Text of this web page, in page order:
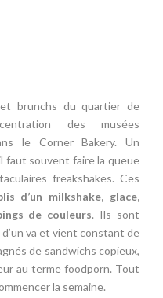
brunchs du quartier de
des musées
le Corner Bakery. Un
souvent faire la queue
freakshakes. Ces
d’un milkshake, glace,
de couleurs. Ils sont
va et vient constant de
de sandwichs copieux,
au terme foodporn. Tout
la semaine.